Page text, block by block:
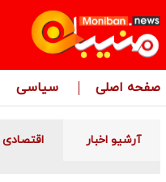
صفحه اصلی سیاسی
آرشیو اخبار اقتصادی